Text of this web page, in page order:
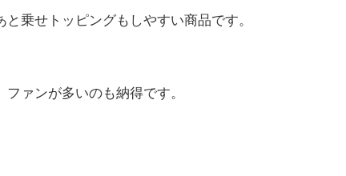
乗せトッピングもしやすい商品です。
ァンが多いのも納得です。